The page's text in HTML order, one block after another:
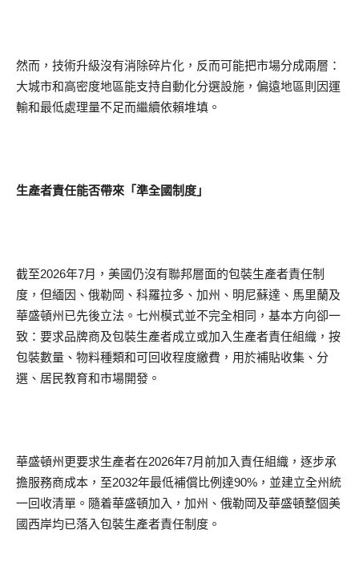
然而，技術升級沒有消除碎片化，反而可能把市場分成兩層：
大城市和高密度地區能支持自動化分選設施，偏遠地區則因運
輸和最低處理量不足而繼續依賴堆填。
生產者責任能否帶來「準全國制度」
截至2026年7月，美國仍沒有聯邦層面的包裝生產者責任制
度，但緬因、俄勒岡、科羅拉多、加州、明尼蘇達、馬里蘭及
華盛頓州已先後立法。七州模式並不完全相同，基本方向卻一
致：要求品牌商及包裝生產者成立或加入生產者責任組織，按
包裝數量、物料種類和可回收程度繳費，用於補貼收集、分
選、居民教育和市場開發。
華盛頓州更要求生產者在2026年7月前加入責任組織，逐步承
擔服務商成本，至2032年最低補償比例達90%，並建立全州統
一回收清單。隨着華盛頓加入，加州、俄勒岡及華盛頓整個美
國西岸均已落入包裝生產者責任制度。